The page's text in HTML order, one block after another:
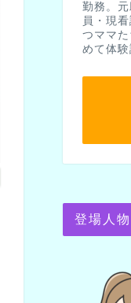
勤務。
員・現
つママ
めて体験
登場人物